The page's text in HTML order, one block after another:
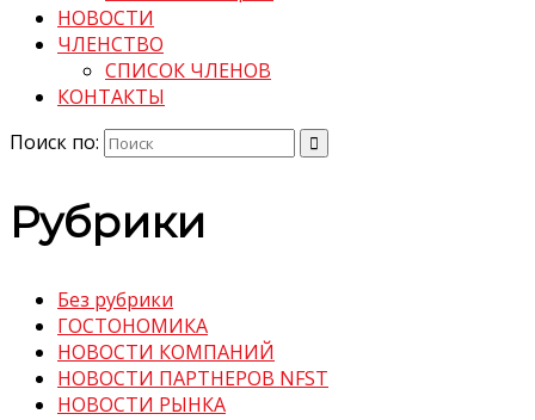
НОВОСТИ
ЧЛЕНСТВО
СПИСОК ЧЛЕНОВ
КОНТАКТЫ
Поиск по:
Рубрики
Без рубрики
ГОСТОНОМИКА
НОВОСТИ КОМПАНИЙ
НОВОСТИ ПАРТНЕРОВ NFST
НОВОСТИ РЫНКА